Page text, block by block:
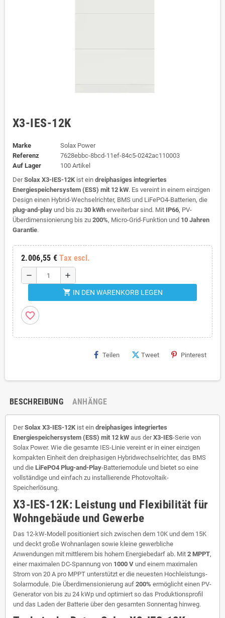
X3-IES-12K
Marke
Solax Power
Referenz
7628ebbc-8bcd-11ef-84c5-0242ac110003
Auf Lager
100 Artikel
DerSolax X3-IES-12K ist ein dreiphasiges integriertes
Energiespeichersystem (ESS) mit 12 kW. Es vereint in einem einzigen
Design einen Hybrid-Wechselrichter, BMS und LiFePO4-Batterien, die
plug-and-play und bis zu 30 kWh erweiterbar sind. Mit IP66, PV-
Überdimensionierung bis zu 200%, Micro-Grid-Funktion und 10 Jahren
Garantie.
2.006,55 € Tax escl.
remove add
shopping_cart IN DEN WARENKORB LEGEN
favorite_border
Teilen Tweet Pinterest
BESCHREIBUNG ANHÄNGE
DerSolax X3-IES-12K ist ein dreiphasiges integriertes
Energiespeichersystem (ESS) mit 12 kW aus derX3-IES-Serie von
Solax Power. Wie die gesamte IES-Linie vereint er in einer einzigen
kompakten Einheit den dreiphasigen Hybridwechselrichter, das BMS
und die LiFePO4 Plug-and-Play-Batteriemodule und bietet so eine
vollständige und einfach zu installierende Photovoltaik-
Speicherlösung.
X3-IES-12K: Leistung und Flexibilität für
Wohngebäude und Gewerbe
Das 12-kW-Modell positioniert sich zwischen dem 10K und dem 15K
und deckt große Wohnanlagen sowie kleine gewerbliche
Anwendungen mit mittlerem bis hohem Energiebedarf ab. Mit 2 MPPT,
einer maximalen DC-Spannung von 1000 V und einem maximalen
Strom von 20 A pro MPPT unterstützt er die neuesten Hochleistungs-
Solarmodule. Die Überdimensionierung auf 200% ermöglicht einen PV-
Generator von bis zu 24 kWp und optimiert so das Produktionsprofil
und das Laden der Batterie über den gesamten Sonnentag hinweg.